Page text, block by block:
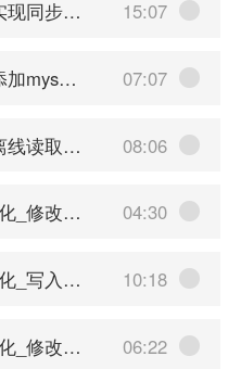
件到hdfs 15:07
接池服务 07:07
置读取时间 08:06
式为json 04:30
态目录 10:18
文件的滚动 06:22